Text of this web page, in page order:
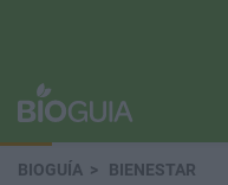
BIOGUÍA BIENESTAR